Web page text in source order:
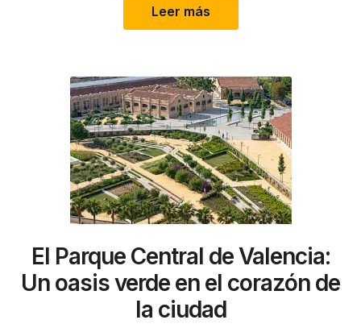
Leer más
El Parque Central de Valencia:
Un oasis verde en el corazón de
la ciudad